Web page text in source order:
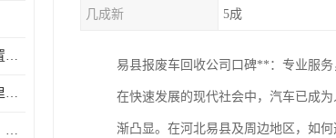
徐水报废汽车拆解公司位置，出售二手拆车件发动机
易县附近私家车报废去哪里，咨询车辆销户流程电话
保定徐水回收二手压路机，压路机拆解市场在哪
几成新 5成
易县报废车回收公司口碑**：专业服
在快速发展的现代社会中，汽车已成
渐凸显。在河北易县及周边地区，如